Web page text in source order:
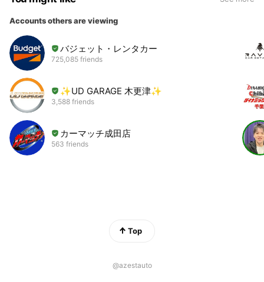
Accounts others are viewing
バジェット・レンタカー
725,085 friends
✨UD GARAGE 木更津✨
3,588 friends
カーマッチ成田店
563 friends
Top
@azestauto